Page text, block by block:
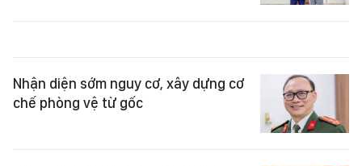
Nhận diện sớm nguy cơ, xây dựng cơ
chế phòng vệ từ gốc